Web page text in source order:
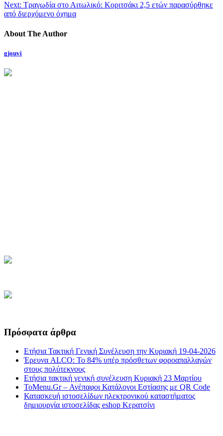
Next: Τραγωδία στο Αιτωλικό: Κοριτσάκι 2,5 ετών παρασύρθηκε
από διερχόμενο όχημα
About The Author
gjouvi
Πρόσφατα άρθρα
Ετήσια Τακτική Γενική Συνέλευση την Κυριακή 19-04-2026
Έρευνα ALCO: Το 84% υπέρ πρόσθετων φοροαπαλλαγών
στους πολύτεκνους
Ετήσια τακτική γενική συνέλευση Κυριακή 23 Μαρτίου
ToMenu.Gr – Ανέπαφοι Κατάλογοι Εστίασης με QR Code
Κατασκευή ιστοσελίδων ηλεκτρονικού καταστήματος
δημιουργία ιστοσελίδας eshop Κερατσίνι